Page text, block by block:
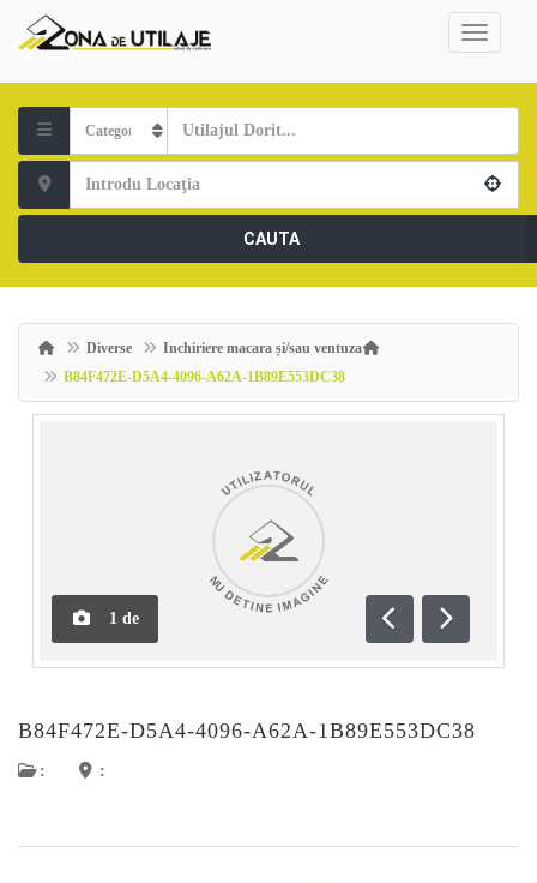
CAUTA
Diverse
Inchiriere macara și/sau ventuza
B84F472E-D5A4-4096-A62A-1B89E553DC38
1 de
Anterioară
B84F472E-D5A4-4096-A62A-1B89E553DC38
: :